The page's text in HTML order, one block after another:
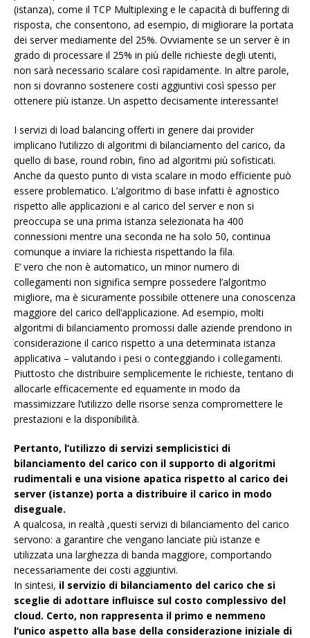
(istanza), come il TCP Multiplexing e le capacità di buffering di
risposta, che consentono, ad esempio, di migliorare la portata
dei server mediamente del 25%. Ovviamente se un server è in
grado di processare il 25% in più delle richieste degli utenti,
non sarà necessario scalare così rapidamente. In altre parole,
non si dovranno sostenere costi aggiuntivi così spesso per
ottenere più istanze. Un aspetto decisamente interessante!
I servizi di load balancing offerti in genere dai provider
implicano l’utilizzo di algoritmi di bilanciamento del carico, da
quello di base, round robin, fino ad algoritmi più sofisticati.
Anche da questo punto di vista scalare in modo efficiente può
essere problematico. L’algoritmo di base infatti è agnostico
rispetto alle applicazioni e al carico del server e non si
preoccupa se una prima istanza selezionata ha 400
connessioni mentre una seconda ne ha solo 50, continua
comunque a inviare la richiesta rispettando la fila.
E’ vero che non è automatico, un minor numero di
collegamenti non significa sempre possedere l’algoritmo
migliore, ma è sicuramente possibile ottenere una conoscenza
maggiore del carico dell’applicazione. Ad esempio, molti
algoritmi di bilanciamento promossi dalle aziende prendono in
considerazione il carico rispetto a una determinata istanza
applicativa – valutando i pesi o conteggiando i collegamenti.
Piuttosto che distribuire semplicemente le richieste, tentano di
allocarle efficacemente ed equamente in modo da
massimizzare l’utilizzo delle risorse senza compromettere le
prestazioni e la disponibilità.
Pertanto, l’utilizzo di servizi semplicistici di
bilanciamento del carico con il supporto di algoritmi
rudimentali e una visione apatica rispetto al carico dei
server (istanze) porta a distribuire il carico in modo
diseguale.
A qualcosa, in realtà ,questi servizi di bilanciamento del carico
servono: a garantire che vengano lanciate più istanze e
utilizzata una larghezza di banda maggiore, comportando
necessariamente dei costi aggiuntivi.
In sintesi, il servizio di bilanciamento del carico che si
sceglie di adottare influisce sul costo complessivo del
cloud. Certo, non rappresenta il primo e nemmeno
l’unico aspetto alla base della considerazione iniziale di